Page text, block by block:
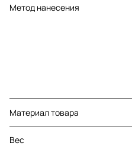
Метод нанесения
Материал товара
Вес